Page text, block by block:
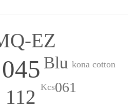
045
EZ
112
Blu
061
Kcs
kona cotton